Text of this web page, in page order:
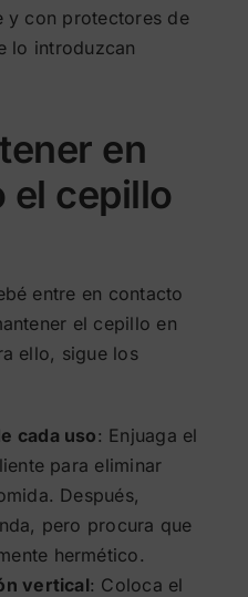
y con protectores de
lo introduzcan
en
el cepillo
entre en contacto
el cepillo en
ello, sigue los
cada uso: Enjuaga el
para eliminar
Después,
pero procura que
hermético.
vertical: Coloca el